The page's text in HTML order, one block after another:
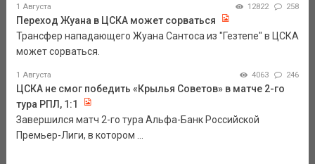
1 Августа 12822 258
Переход Жуана в ЦСКА может сорваться
Трансфер нападающего Жуана Сантоса из "Гезтепе" в ЦСКА
может сорваться.
1 Августа 4063 246
ЦСКА не смог победить «Крылья Советов» в матче 2-го
тура РПЛ, 1:1
Завершился матч 2-го тура Альфа-Банк Российской
Премьер-Лиги, в котором ...